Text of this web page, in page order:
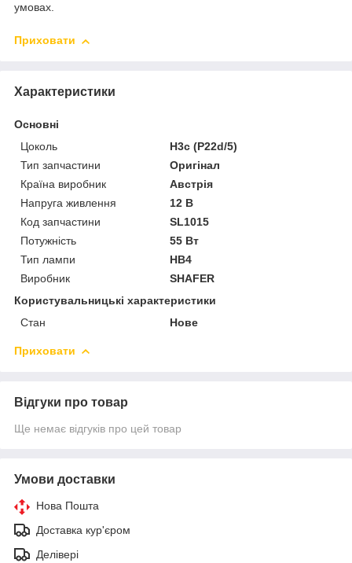
умовах.
Приховати
Характеристики
Основні
Цоколь
H3c (P22d/5)
Тип запчастини
Оригінал
Країна виробник
Австрія
Напруга живлення
12 В
Код запчастини
SL1015
Потужність
55 Вт
Тип лампи
HB4
Виробник
SHAFER
Користувальницькі характеристики
Стан
Нове
Приховати
Відгуки про товар
Ще немає відгуків про цей товар
Умови доставки
Нова Пошта
Доставка кур'єром
Делівері